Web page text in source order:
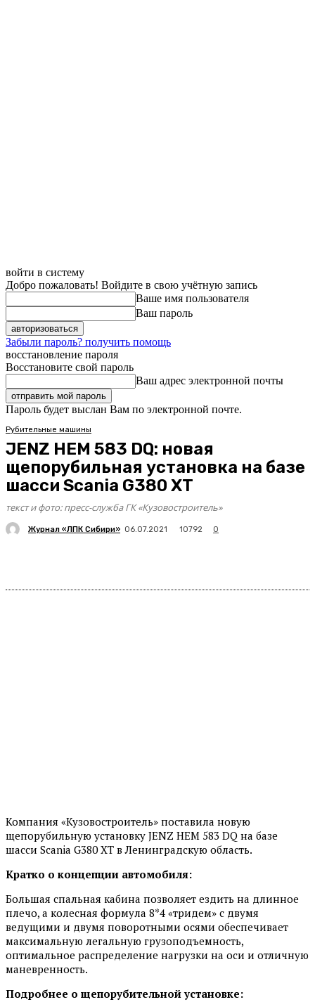
войти в систему
Добро пожаловать! Войдите в свою учётную запись
Ваше имя пользователя
Ваш пароль
Забыли пароль? получить помощь
восстановление пароля
Восстановите свой пароль
Ваш адрес электронной почты
Пароль будет выслан Вам по электронной почте.
Рубительные машины
JENZ HEM 583 DQ: новая
щепорубильная установка на базе
шасси Scania G380 XT
текст и фото: пресс-служба ГК «Кузовостроитель»
Журнал «ЛПК Сибири» 06.07.2021 10792 0
Компания «Кузовостроитель» поставила новую
щепорубильную установку JENZ HEM 583 DQ на базе
шасси Scania G380 XT в Ленинградскую область.
Кратко о концепции автомобиля:
Большая спальная кабина позволяет ездить на длинное
плечо, а колесная формула 8*4 «тридем» с двумя
ведущими и двумя поворотными осями обеспечивает
максимальную легальную грузоподъемность,
оптимальное распределение нагрузки на оси и отличную
маневренность.
Подробнее о щепорубительной установке: